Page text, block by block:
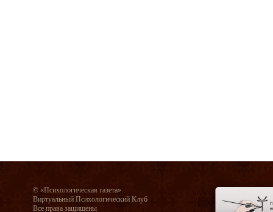
© «Психологическая газета»
Виртуальный Психологический Клуб
Все права защищены